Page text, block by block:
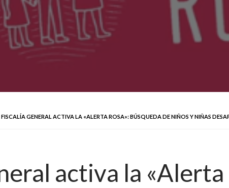
FISCALÍA GENERAL ACTIVA LA «ALERTA ROSA»: BÚSQUEDA DE NIÑOS Y NIÑAS
activa la